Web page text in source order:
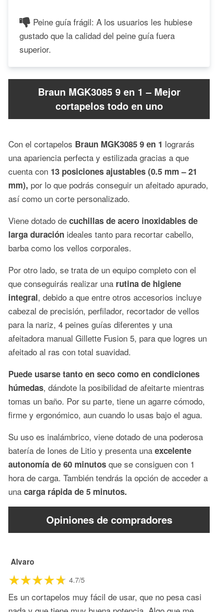
Peine guía frágil: A los usuarios les hubiese
gustado que la calidad del peine guía fuera
superior.
Braun MGK3085 9 en 1 – Mejor
cortapelos todo en uno
Con el cortapelos Braun MGK3085 9 en 1 lograrás
una apariencia perfecta y estilizada gracias a que
cuenta con 13 posiciones ajustables (0.5 mm – 21
mm), por lo que podrás conseguir un afeitado apurado,
así como un corte personalizado.
Viene dotado de cuchillas de acero inoxidables de
larga duración ideales tanto para recortar cabello,
barba como los vellos corporales.
Por otro lado, se trata de un equipo completo con el
que conseguirás realizar una rutina de higiene
integral, debido a que entre otros accesorios incluye
cabezal de precisión, perfilador, recortador de vellos
para la nariz, 4 peines guías diferentes y una
afeitadora manual Gillette Fusion 5, para que logres un
afeitado al ras con total suavidad.
Puede usarse tanto en seco como en condiciones
húmedas, dándote la posibilidad de afeitarte mientras
tomas un baño. Por su parte, tiene un agarre cómodo,
firme y ergonómico, aun cuando lo usas bajo el agua.
Su uso es inalámbrico, viene dotado de una poderosa
batería de Iones de Litio y presenta una excelente
autonomía de 60 minutos que se consiguen con 1
hora de carga. También tendrás la opción de acceder a
una carga rápida de 5 minutos.
Opiniones de compradores
Alvaro
4.7/5
Es un cortapelos muy fácil de usar, que no pesa casi